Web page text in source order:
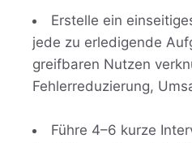
Erstelle ein
jede zu erledigende
greifbaren Nutzen
Fehlerreduzierung,
Führe 4–6 kurze